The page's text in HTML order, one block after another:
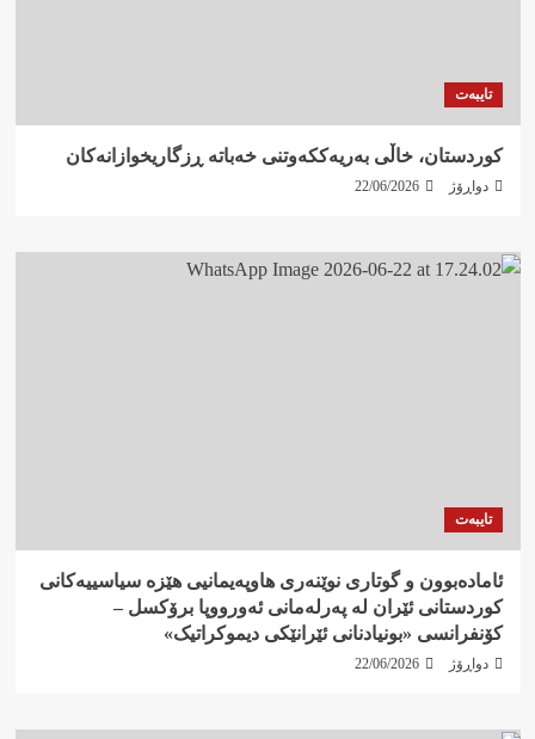
تایبەت
کوردستان، خاڵی بەریەککەوتنی خەباتە ڕزگاریخوازانەکان
دواڕۆژ 22/06/2026
تایبەت
ئامادەبوون و گوتاری نوێنەری هاوپەیمانیی هێزە سیاسییەکانی
کوردستانی ئێران لە پەرلەمانی ئەورووپا برۆکسل –
کۆنفرانسی «بونیادنانی ئێرانێکی دیموکراتیک»
دواڕۆژ 22/06/2026